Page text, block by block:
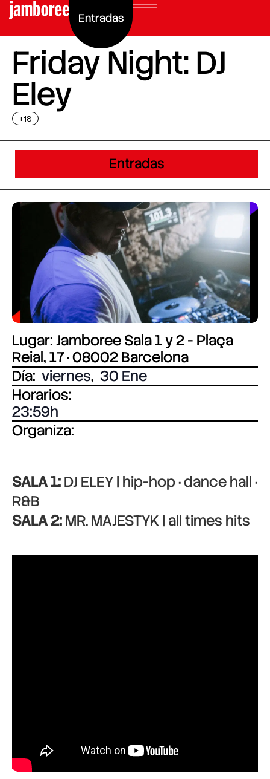
Entradas
Friday Night: DJ
Eley
+18
Entradas
Lugar: Jamboree Sala 1 y 2 - Plaça
Reial, 17 · 08002 Barcelona
Día: viernes, 30 Ene
Horarios:
23:59
Organiza:
SALA 1:DJ ELEY | hip-hop · dance hall ·
R&B
SALA 2:MR. MAJESTYK | all times hits